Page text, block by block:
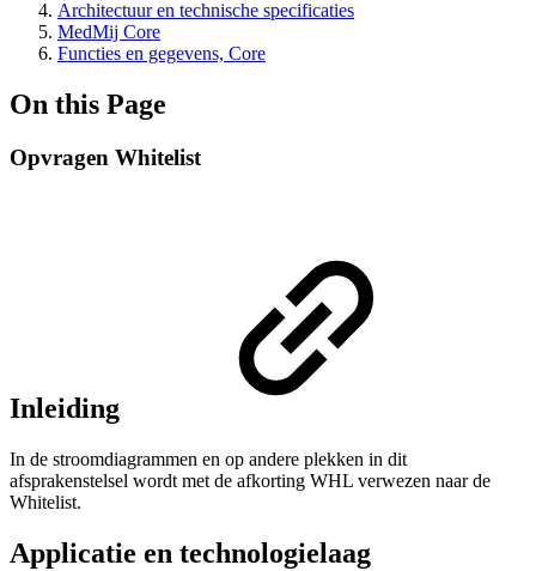
Architectuur en technische specificaties
MedMij Core
Functies en gegevens, Core
On this Page
Opvragen Whitelist
Inleiding
In de stroomdiagrammen en op andere plekken in dit
afsprakenstelsel wordt met de afkorting WHL verwezen naar de
Whitelist.
Applicatie en technologielaag